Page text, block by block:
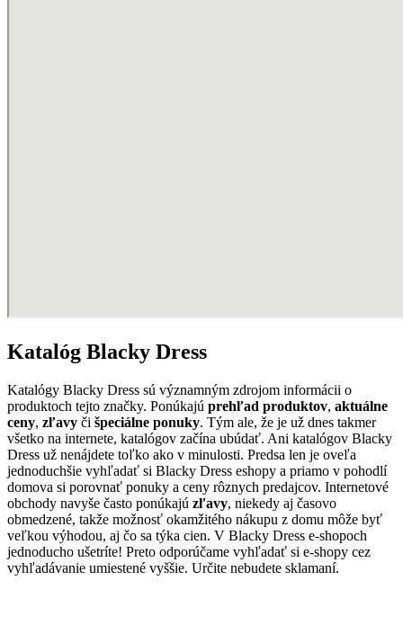
Katalóg Blacky Dress
Katalógy Blacky Dress sú významným zdrojom informácii o
produktoch tejto značky. Ponúkajú prehľad produktov, aktuálne
ceny, zľavy či špeciálne ponuky. Tým ale, že je už dnes takmer
všetko na internete, katalógov začína ubúdať. Ani katalógov Blacky
Dress už nenájdete toľko ako v minulosti. Predsa len je oveľa
jednoduchšie vyhľadať si Blacky Dress eshopy a priamo v pohodlí
domova si porovnať ponuky a ceny rôznych predajcov. Internetové
obchody navyše často ponúkajú zľavy, niekedy aj časovo
obmedzené, takže možnosť okamžitého nákupu z domu môže byť
veľkou výhodou, aj čo sa týka cien. V Blacky Dress e-shopoch
jednoducho ušetríte! Preto odporúčame vyhľadať si e-shopy cez
vyhľadávanie umiestené vyššie. Určite nebudete sklamaní.